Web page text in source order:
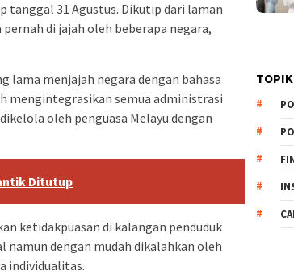
tanggal 31 Agustus. Dikutip dari laman
di jajah oleh beberapa negara,
lama menjajah negara dengan bahasa
mengintegrasikan semua administrasi
oleh penguasa Melayu dengan
Ditutup
ketidakpuasan di kalangan penduduk
dengan mudah dikalahkan oleh
individualitas.